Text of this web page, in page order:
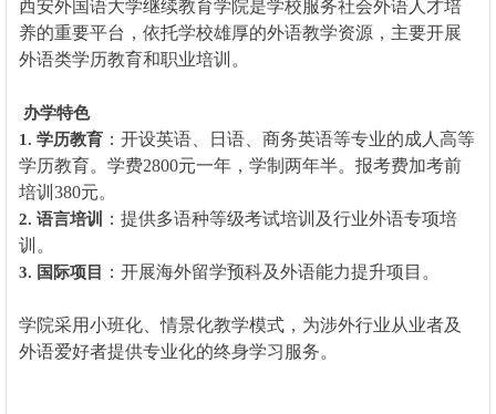
西安外国语大学继续教育学院是学校服务社会外语人才培
养的重要平台，依托学校雄厚的外语教学资源，主要开展
外语类学历教育和职业培训。
办学特色
1. 学历教育：开设英语、日语、商务英语等专业的成人高等
学历教育。学费2800元一年，学制两年半。报考费加考前
培训380元。
2. 语言培训
：提供多语种等级考试培训及行业外语专项培
训。
3. 国际项目 ：开展海外留学预科及外语能力提升项目。
学院采用小班化、情景化教学模式，为涉外行业从业者及
外语爱好者提供专业化的终身学习服务。